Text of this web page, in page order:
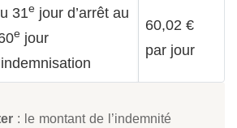
31e jour d’arrêt au
e jour
60,02 €
par jour
: le montant de l’indemnité